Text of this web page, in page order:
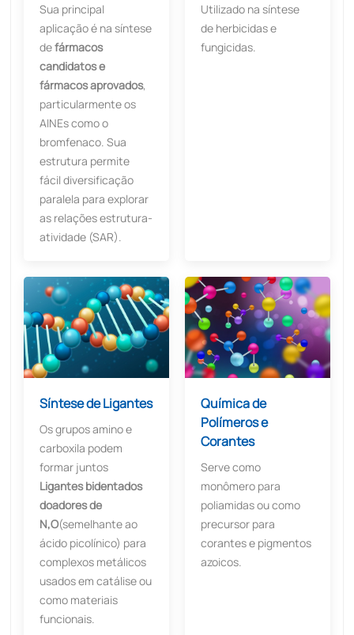
Sua principal
aplicação é na síntese
defármacos
candidatos e
fármacos aprovados,
particularmente os
AINEs como o
bromfenaco. Sua
estrutura permite
fácil diversificação
paralela para explorar
as relações estrutura-
atividade (SAR).
Utilizado na síntese
de herbicidas e
fungicidas.
Síntese de Ligantes
Os grupos amino e
carboxila podem
formar juntos
Ligantes bidentados
doadores de
N,O(semelhante ao
ácido picolínico) para
complexos metálicos
usados ​​em catálise ou
como materiais
funcionais.
Química de
Polímeros e
Corantes
Serve como
monômero para
poliamidas ou como
precursor para
corantes e pigmentos
azoicos.